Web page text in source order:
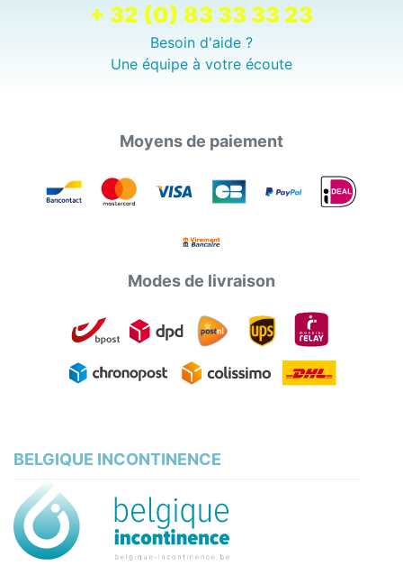
+ 32 (0) 83 33 33 23
Besoin d'aide ?
Une équipe à votre écoute
Moyens de paiement
Modes de livraison
BELGIQUE INCONTINENCE